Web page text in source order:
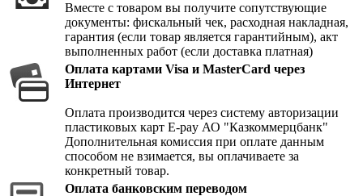
Вместе с товаром вы получите сопутствующие
документы: фискальный чек, расходная накладная,
гарантия (если товар является гарантийным), акт
выполненных работ (если доставка платная)
Оплата картами Visa и MasterCard через
Интернет
Оплата производится через систему авторизации
пластиковых карт E-pay АО "Казкоммерцбанк"
Дополнительная комиссия при оплате данным
способом не взимается, вы оплачиваете за
конкретный товар.
Оплата банковским переводом